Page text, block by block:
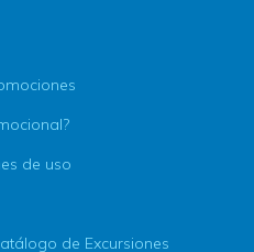
de uso
de Excursiones